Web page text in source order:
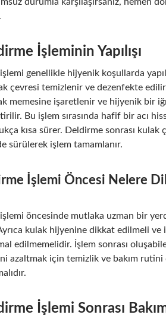
İşleminin Yapılışı
genellikle hijyenik koşullarda
çevresi temizlenir ve dezenfekte
memesine işaretlenir ve hijyenik bir
Bu işlem sırasında hafif bir acı
kısa sürer. Deldirme sonrası kulak
sürülerek işlem tamamlanır.
İşlemi Öncesi Nelere
öncesinde mutlaka uzman bir
Ayrıca kulak hijyenine dikkat edilmeli ve
edilmemelidir. İşlem sonrası
azaltmak için temizlik ve bakım rutini
İşlemi Sonrası